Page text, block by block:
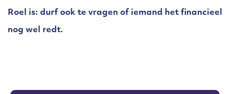
Roel is: durf ook te vragen of iemand het financieel
nog wel redt.